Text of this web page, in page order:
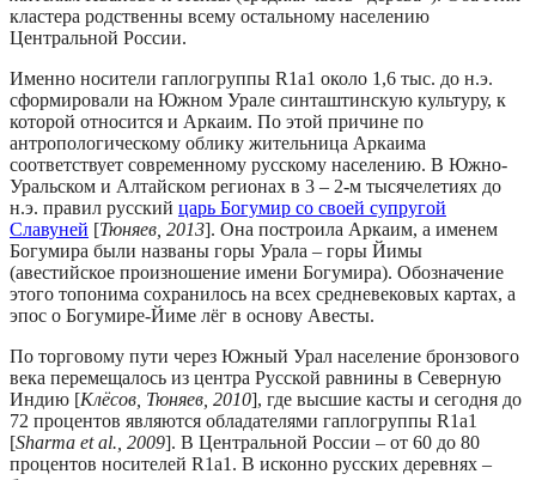
кластера родственны всему остальному населению
Центральной России.
Именно носители гаплогруппы R1a1 около 1,6 тыс. до н.э.
сформировали на Южном Урале синташтинскую культуру, к
которой относится и Аркаим. По этой причине по
антропологическому облику жительница Аркаима
соответствует современному русскому населению. В Южно-
Уральском и Алтайском регионах в 3 – 2-м тысячелетиях до
н.э. правил русский царь Богумир со своей супругой
Славуней [Тюняев, 2013]. Она построила Аркаим, а именем
Богумира были названы горы Урала – горы Йимы
(авестийское произношение имени Богумира). Обозначение
этого топонима сохранилось на всех средневековых картах, а
эпос о Богумире-Йиме лёг в основу Авесты.
По торговому пути через Южный Урал население бронзового
века перемещалось из центра Русской равнины в Северную
Индию [Клёсов, Тюняев, 2010], где высшие касты и сегодня до
72 процентов являются обладателями гаплогруппы R1a1
[Sharma et al., 2009]. В Центральной России – от 60 до 80
процентов носителей R1a1. В исконно русских деревнях –